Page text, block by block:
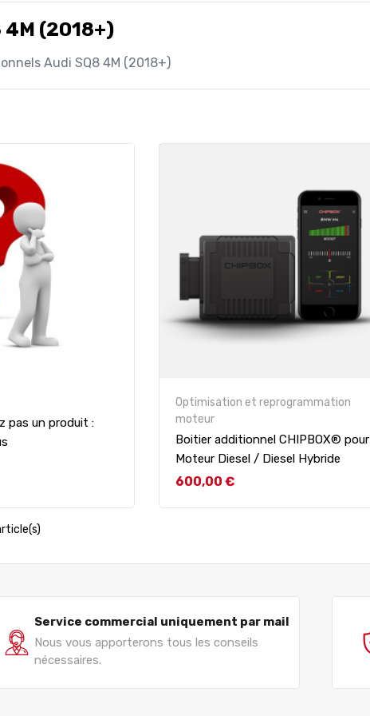
4M (2018+)
Audi SQ8 4M (2018+)
pas un produit :
Optimisation et reprogrammation
moteur
Boitier additionnel CHIPBOX® pour
Moteur Diesel / Diesel Hybride
Prix
600,00 €
Service commercial uniquement par mail
Nous vous apporterons tous les conseils
nécessaires.